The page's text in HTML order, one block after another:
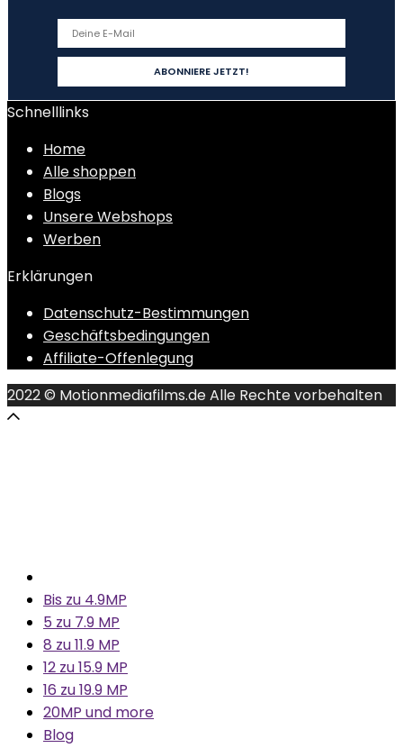
Schnelllinks
Home
Alle shoppen
Blogs
Unsere Webshops
Werben
Erklärungen
Datenschutz-Bestimmungen
Geschäftsbedingungen
Affiliate-Offenlegung
2022 © Motionmediafilms.de Alle Rechte vorbehalten
Bis zu 4.9MP
5 zu 7.9 MP
8 zu 11.9 MP
12 zu 15.9 MP
16 zu 19.9 MP
20MP und more
Blog